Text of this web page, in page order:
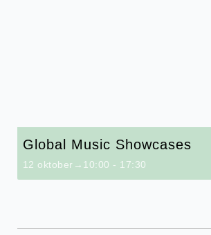
Global Music Showcases
12 oktober→10:00 - 17:30